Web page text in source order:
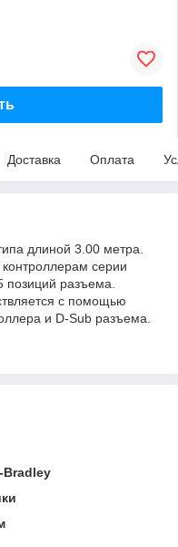
Доставка Оплата
длиной 3.00 метра.
серии
разъема.
с помощью
и D-Sub разъема.
Bradley